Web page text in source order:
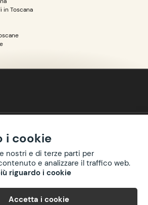
in Toscana
: tutti i diritti riservati quanto ai dati delle
cc-by-sa.
i cookie
nostri e di terze parti per
e analizzare il traffico web.
riguardo i cookie
Accetta i cookie